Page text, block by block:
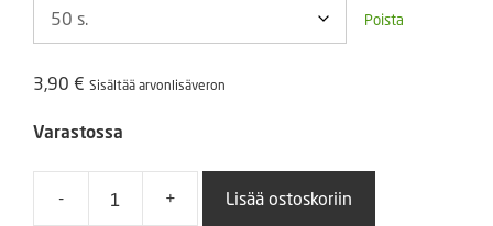
Poista
3,90 € Sisältää arvonlisäveron
Varastossa
-
Tarhaverbena
+ Lisää ostoskoriin